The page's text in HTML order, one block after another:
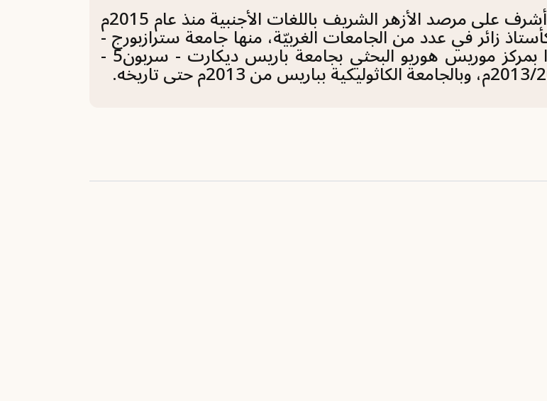
فضلًا عن كونه قد أسس وأشرف على مرصد الأزهر الشريف باللغات الأجنبية منذ عام 2015م
وعمل كأستاذ زائر في عدد من الجامعات الغربيّة، منها جامعة سترازبورج -
فرنسا 2011/2012م، وكذا بمركز موريس هوريو البحثي بجامعة باريس ديكارت - سربون5 -